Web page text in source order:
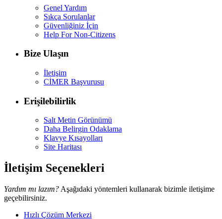
Genel Yardım
Sıkça Sorulanlar
Güvenliğiniz İçin
Help For Non-Citizens
Bize Ulaşın
İletişim
CİMER Başvurusu
Erişilebilirlik
Salt Metin Görünümü
Daha Belirgin Odaklama
Klavye Kısayolları
Site Haritası
İletişim Seçenekleri
Yardım mı lazım? Aşağıdaki yöntemleri kullanarak bizimle iletişime
geçebilirsiniz.
Hızlı Çözüm Merkezi